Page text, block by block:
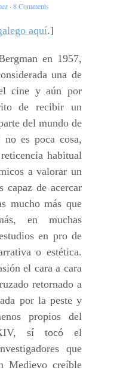
· 8 Comments
aquí.]
en 1957,
una de
cine y aún por
de recibir un
del mundo de
es poca cosa,
habitual
a valorar un
capaz de acercar
mucho más que
en muchas
en pro de
o estética.
el cara a cara
retornado a
por la peste y
propios del
sí tocó el
que
Medievo creíble